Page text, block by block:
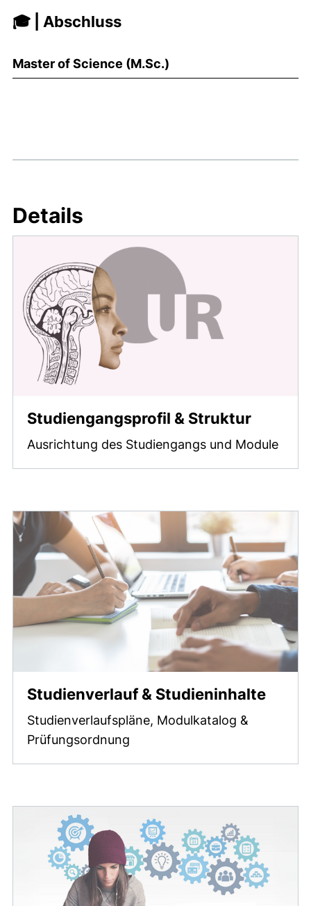
🎓 | Abschluss
Master of Science (M.Sc.)
Details
Studiengangsprofil & Struktur
Ausrichtung des Studiengangs und Module
Studienverlauf & Studieninhalte
Studienverlaufspläne, Modulkatalog &
Prüfungsordnung